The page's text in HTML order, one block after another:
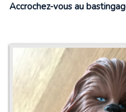
Accrochez-vous au